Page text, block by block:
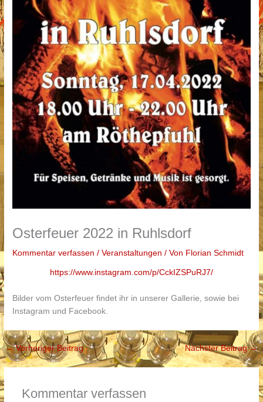
Osterfeuer 2022 in Ruhlsdorf
Kommentar verfassen /Veranstaltungen / Von Florian Schmidt
https://www.instagram.com/p/CckIZSPuRJ7/
Bilder vom Osterfeuer findet ihr in unserer Gallerie, sowie bei
Instagram und Facebook.
←Vorheriger Beitrag Nächster Beitrag→
Kommentar verfassen